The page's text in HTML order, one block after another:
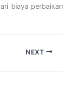
biaya perbaikan
NEXT